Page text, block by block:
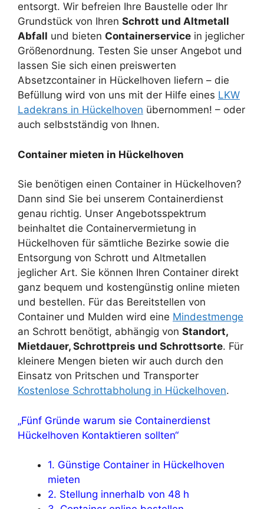
entsorgt. Wir befreien Ihre Baustelle oder Ihr
Grundstück von Ihren Schrott und Altmetall
Abfall und bieten Containerservice in jeglicher
Größenordnung. Testen Sie unser Angebot und
lassen Sie sich einen preiswerten
Absetzcontainer in Hückelhoven liefern – die
Befüllung wird von uns mit der Hilfe eines LKW
Ladekrans in Hückelhoven übernommen! – oder
auch selbstständig von Ihnen.
Container mieten in Hückelhoven
Sie benötigen einen Container in Hückelhoven?
Dann sind Sie bei unserem Containerdienst
genau richtig. Unser Angebotsspektrum
beinhaltet die Containervermietung in
Hückelhoven für sämtliche Bezirke sowie die
Entsorgung von Schrott und Altmetallen
jeglicher Art. Sie können Ihren Container direkt
ganz bequem und kostengünstig online mieten
und bestellen. Für das Bereitstellen von
Container und Mulden wird eine Mindestmenge
an Schrott benötigt, abhängig von Standort,
Mietdauer, Schrottpreis und Schrottsorte. Für
kleinere Mengen bieten wir auch durch den
Einsatz von Pritschen und Transporter
Kostenlose Schrottabholung in Hückelhoven.
„Fünf Gründe warum sie Containerdienst
Hückelhoven Kontaktieren sollten“
1. Günstige Container in Hückelhoven
mieten
2. Stellung innerhalb von 48 h